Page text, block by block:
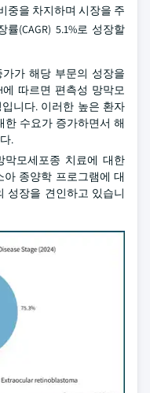
중을 차지하며 시장을 주
(CAGR) 5.1%로 성장할
가 해당 부문의 성장을
따르면 편측성 망막모
니다. 이러한 높은 환자
한 수요가 증가하면서 해
.
막모세포종 치료에 대한
종양학 프로그램에 대
성장을 견인하고 있습니